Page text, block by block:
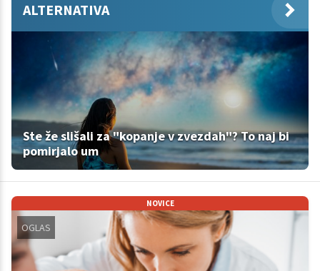
ALTERNATIVA
Ste že slišali za "kopanje v zvezdah"? To naj bi
pomirjalo um
NOVICE
OGLAS